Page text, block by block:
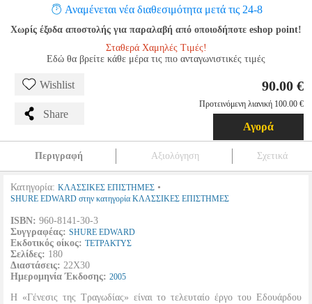
Αναμένεται νέα διαθεσιμότητα μετά τις 24-8
Χωρίς έξοδα αποστολής για παραλαβή από οποιοδήποτε eshop point!
Σταθερά Χαμηλές Τιμές!
Εδώ θα βρείτε κάθε μέρα τις πιο ανταγωνιστικές τιμές
Wishlist
Share
90.00 €
Προτεινόμενη λιανική 100.00 €
Αγορά
Περιγραφή Αξιολόγηση Σχετικά
Κατηγορία: ΚΛΑΣΣΙΚΕΣ ΕΠΙΣΤΗΜΕΣ •
SHURE EDWARD στην κατηγορία ΚΛΑΣΣΙΚΕΣ ΕΠΙΣΤΗΜΕΣ
ISBN: 960-8141-30-3
Συγγραφέας: SHURE EDWARD
Εκδοτικός οίκος: ΤΕΤΡΑΚΤΥΣ
Σελίδες: 180
Διαστάσεις: 22Χ30
Ημερομηνία Έκδοσης: 2005
Η «Γένεσις της Τραγωδίας» είναι το τελευταίο έργο του Εδουάρδου